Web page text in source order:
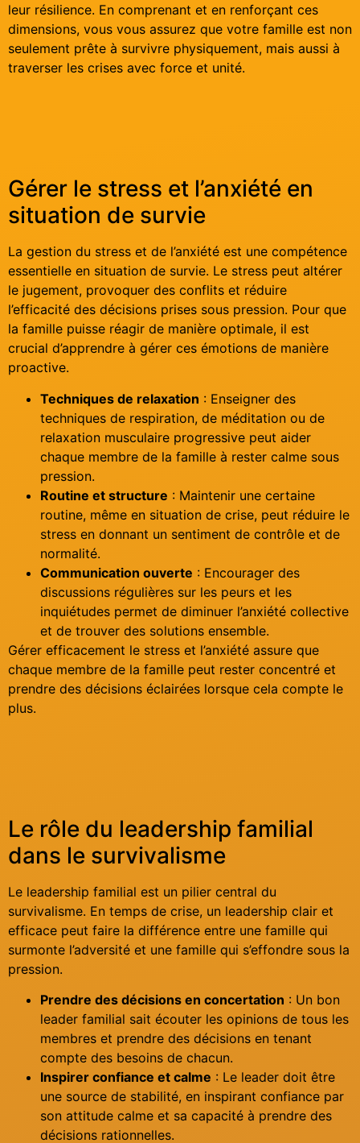
leur résilience. En comprenant et en renforçant ces
dimensions, vous vous assurez que votre famille est non
seulement prête à survivre physiquement, mais aussi à
traverser les crises avec force et unité.
Gérer le stress et l’anxiété en
situation de survie
La gestion du stress et de l’anxiété est une compétence
essentielle en situation de survie. Le stress peut altérer
le jugement, provoquer des conflits et réduire
l’efficacité des décisions prises sous pression. Pour que
la famille puisse réagir de manière optimale, il est
crucial d’apprendre à gérer ces émotions de manière
proactive.
Techniques de relaxation : Enseigner des
techniques de respiration, de méditation ou de
relaxation musculaire progressive peut aider
chaque membre de la famille à rester calme sous
pression.
Routine et structure : Maintenir une certaine
routine, même en situation de crise, peut réduire le
stress en donnant un sentiment de contrôle et de
normalité.
Communication ouverte : Encourager des
discussions régulières sur les peurs et les
inquiétudes permet de diminuer l’anxiété collective
et de trouver des solutions ensemble.
Gérer efficacement le stress et l’anxiété assure que
chaque membre de la famille peut rester concentré et
prendre des décisions éclairées lorsque cela compte le
plus.
Le rôle du leadership familial
dans le survivalisme
Le leadership familial est un pilier central du
survivalisme. En temps de crise, un leadership clair et
efficace peut faire la différence entre une famille qui
surmonte l’adversité et une famille qui s’effondre sous la
pression.
Prendre des décisions en concertation : Un bon
leader familial sait écouter les opinions de tous les
membres et prendre des décisions en tenant
compte des besoins de chacun.
Inspirer confiance et calme : Le leader doit être
une source de stabilité, en inspirant confiance par
son attitude calme et sa capacité à prendre des
décisions rationnelles.